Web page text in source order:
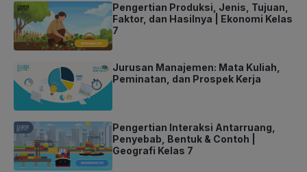
Pengertian Produksi, Jenis, Tujuan,
Faktor, dan Hasilnya | Ekonomi Kelas
7
Jurusan Manajemen: Mata Kuliah,
Peminatan, dan Prospek Kerja
Pengertian Interaksi Antarruang,
Penyebab, Bentuk & Contoh |
Geografi Kelas 7